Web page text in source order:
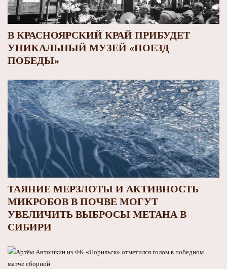
В КРАСНОЯРСКИЙ КРАЙ ПРИБУДЕТ
УНИКАЛЬНЫЙ МУЗЕЙ «ПОЕЗД
ПОБЕДЫ»
ТАЯНИЕ МЕРЗЛОТЫ И АКТИВНОСТЬ
МИКРОБОВ В ПОЧВЕ МОГУТ
УВЕЛИЧИТЬ ВЫБРОСЫ МЕТАНА В
СИБИРИ